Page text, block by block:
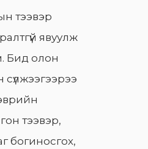
тээвэр
явуулж
Бид олон
тээвэр,
богиносгох,